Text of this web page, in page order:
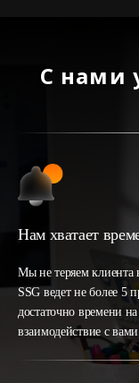
С нами
Нам хватает
Мы не теряем клиента
SSG ведет не более 5
достаточно времени
взаимодействие с